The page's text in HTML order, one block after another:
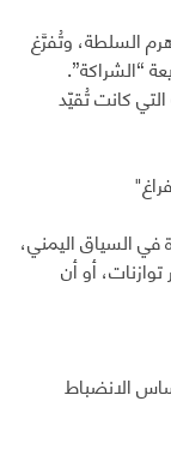
السلطة، وتُفرَّغ
“الشراكة”.
كانت تُقيّد
في السياق اليمني،
أو أن
الانضباط